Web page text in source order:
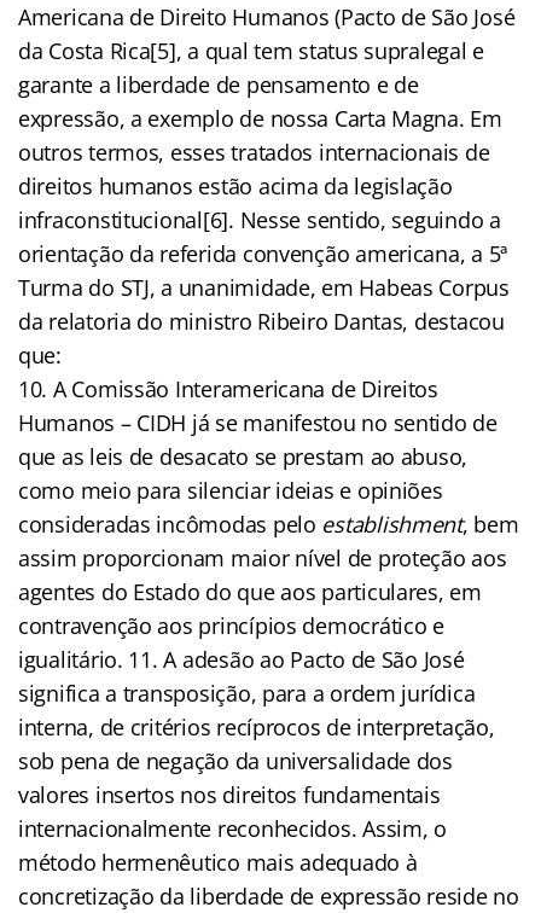
Americana de Direito Humanos (Pacto de São José
da Costa Rica[5], a qual tem status supralegal e
garante a liberdade de pensamento e de
expressão, a exemplo de nossa Carta Magna. Em
outros termos, esses tratados internacionais de
direitos humanos estão acima da legislação
infraconstitucional[6]. Nesse sentido, seguindo a
orientação da referida convenção americana, a 5ª
Turma do STJ, a unanimidade, em Habeas Corpus
da relatoria do ministro Ribeiro Dantas, destacou
que:
10. A Comissão Interamericana de Direitos
Humanos – CIDH já se manifestou no sentido de
que as leis de desacato se prestam ao abuso,
como meio para silenciar ideias e opiniões
consideradas incômodas pelo establishment, bem
assim proporcionam maior nível de proteção aos
agentes do Estado do que aos particulares, em
contravenção aos princípios democrático e
igualitário. 11. A adesão ao Pacto de São José
significa a transposição, para a ordem jurídica
interna, de critérios recíprocos de interpretação,
sob pena de negação da universalidade dos
valores insertos nos direitos fundamentais
internacionalmente reconhecidos. Assim, o
método hermenêutico mais adequado à
concretização da liberdade de expressão reside no